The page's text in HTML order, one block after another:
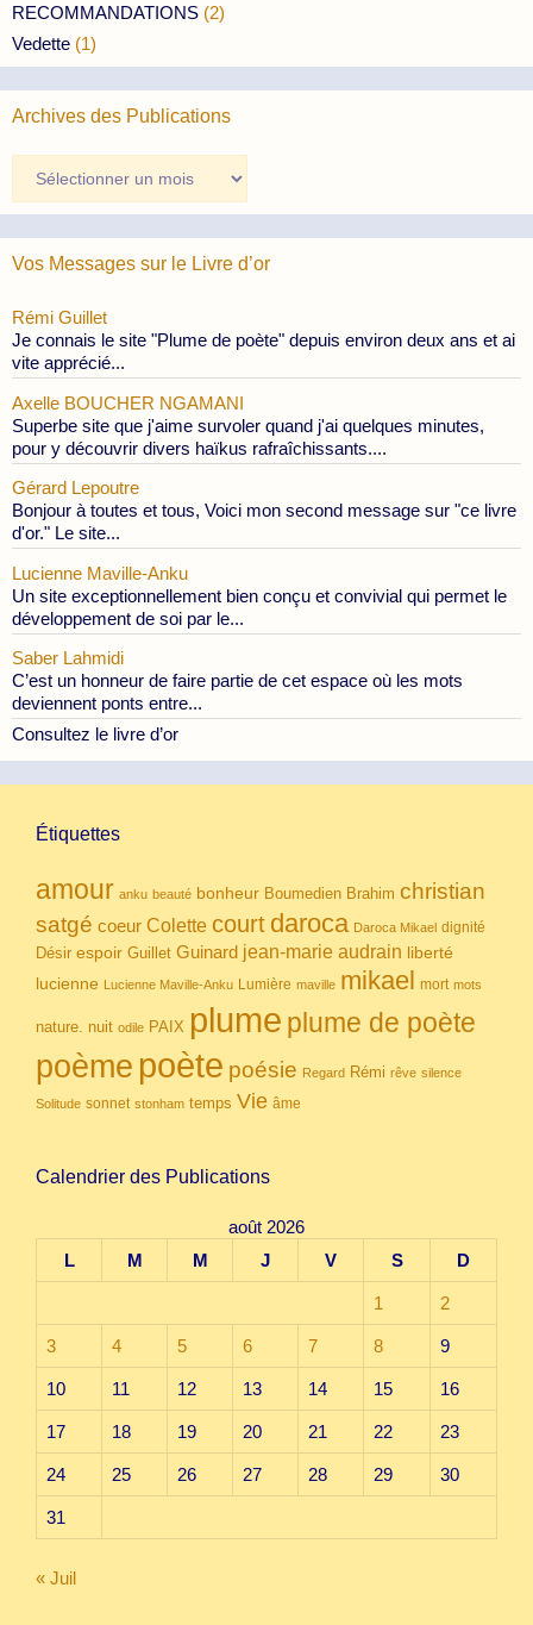
RECOMMANDATIONS (2)
Vedette (1)
Archives des Publications
des
Publications
Vos Messages sur le Livre d’or
Rémi Guillet
Je connais le site "Plume de poète" depuis environ deux ans et ai
vite apprécié...
Axelle BOUCHER NGAMANI
Superbe site que j'aime survoler quand j'ai quelques minutes,
pour y découvrir divers haïkus rafraîchissants....
Gérard Lepoutre
Bonjour à toutes et tous, Voici mon second message sur "ce livre
d'or." Le site...
Lucienne Maville-Anku
Un site exceptionnellement bien conçu et convivial qui permet le
développement de soi par le...
Saber Lahmidi
C’est un honneur de faire partie de cet espace où les mots
deviennent ponts entre...
Consultez le livre d’or
Étiquettes
amour anku beauté bonheur Boumedien Brahim christian
satgé coeur Colette court daroca Daroca Mikael dignité
Désir espoir Guillet Guinard jean-marie audrain liberté
lucienne Lucienne Maville-Anku Lumière maville mikael mort mots
nature. nuit odile PAIX plume plume de poète
poème poète poésie Regard Rémi rêve silence
Solitude sonnet stonham temps Vie âme
Calendrier des Publications
août 2026
L
M M J V S D
1 2
3 4 5 6 7 8 9
10 11 12 13 14 15 16
17 18 19 20 21 22 23
24 25 26 27 28 29 30
31
« Juil